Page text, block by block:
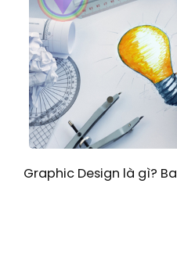
Graphic Design là gì?